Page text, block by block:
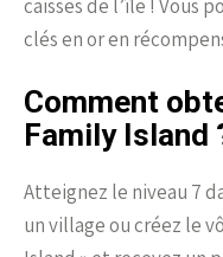
caisses de l’île ! Vous
clés en or en
Comment
Family Island
Atteignez le niveau 7
un village ou créez le